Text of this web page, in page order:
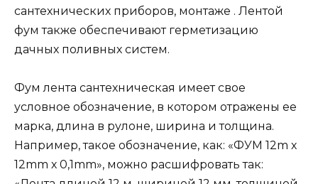
сантехнических приборов, монтаже . Лентой
фум также обеспечивают герметизацию
дачных поливных систем.
Фум лента сантехническая имеет свое
условное обозначение, в котором отражены ее
марка, длина в рулоне, ширина и толщина.
Например, такое обозначение, как: «ФУМ 12m х
12mm х 0,1mm», можно расшифровать так: